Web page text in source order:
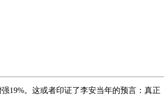
19%。这或者印证了李安当年的预言：真正